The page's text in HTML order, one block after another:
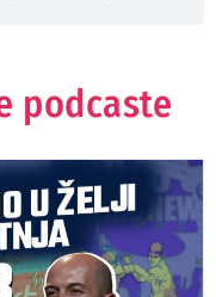
podcaste